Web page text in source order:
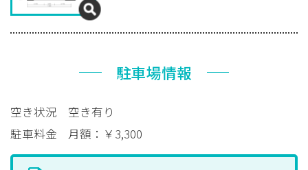
駐車場情報
空き状況
空き有り
駐車料金
月額：￥3,300